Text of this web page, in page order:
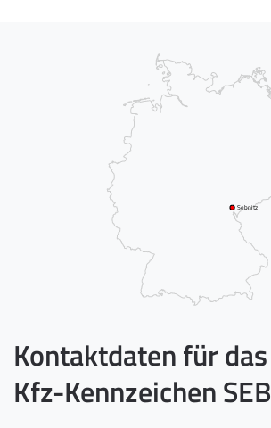
Sebnitz
Kontaktdaten für das
Kfz-Kennzeichen SEB